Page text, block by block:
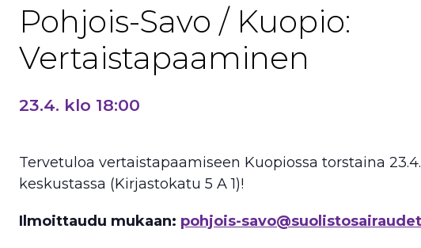
Pohjois-Savo / Kuopio:
Vertaistapaaminen
23.4. klo 18:00
Tervetuloa vertaistapaamiseen Kuopiossa torstaina
keskustassa (Kirjastokatu 5 A 1)!
Ilmoittaudu mukaan: pohjois-